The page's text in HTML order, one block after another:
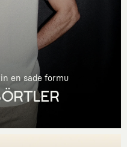
en sade formu